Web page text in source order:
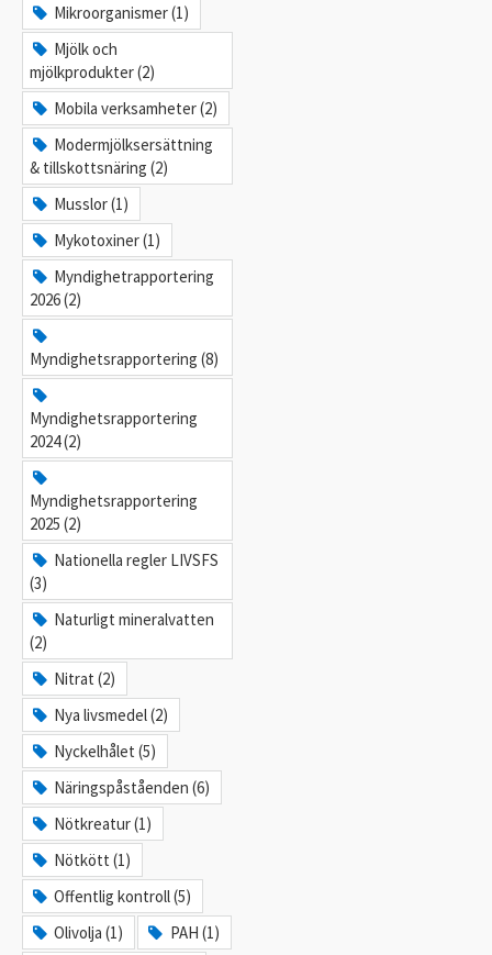
Mikroorganismer (1)
Mjölk och
mjölkprodukter (2)
Mobila verksamheter (2)
Modermjölksersättning
& tillskottsnäring (2)
Musslor (1)
Mykotoxiner (1)
Myndighetrapportering
2026 (2)
Myndighetsrapportering (8)
Myndighetsrapportering
2024 (2)
Myndighetsrapportering
2025 (2)
Nationella regler LIVSFS
(3)
Naturligt mineralvatten
(2)
Nitrat (2)
Nya livsmedel (2)
Nyckelhålet (5)
Näringspåståenden (6)
Nötkreatur (1)
Nötkött (1)
Offentlig kontroll (5)
Olivolja (1)
PAH (1)